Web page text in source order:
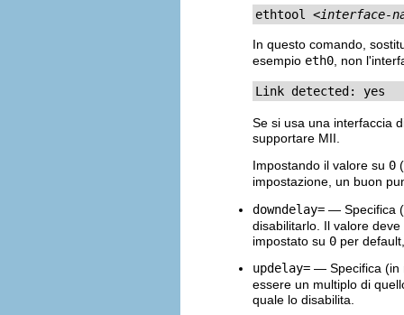
ethtool <interface-
In questo comando,
esempio eth0 , non
Link detected: yes
Se si usa una interfaccia
supportare MII.
Impostando il valore su 0
impostazione, un buon
downdelay= — Specifica
disabilitarlo. Il valore
impostato su 0 per
updelay= — Specifica (in
essere un multiplo di
quale lo disabilita.